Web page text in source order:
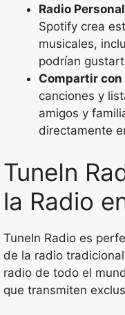
Radio
Spotify crea
musicales,
podrían
Compartir
canciones y
amigos y
directamente
TuneIn
la Radio
TuneIn Radio es
de la radio
radio de todo el
que transmiten